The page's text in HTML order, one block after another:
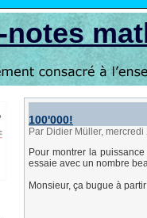
notes
100'000!
Par Didier Müller,
Pour montrer la puissance
essaie avec un nombre
Monsieur, ça bugue à